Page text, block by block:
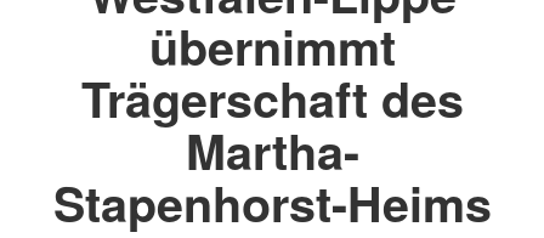
übernimmt
Trägerschaft des
Martha-
Stapenhorst-Heims